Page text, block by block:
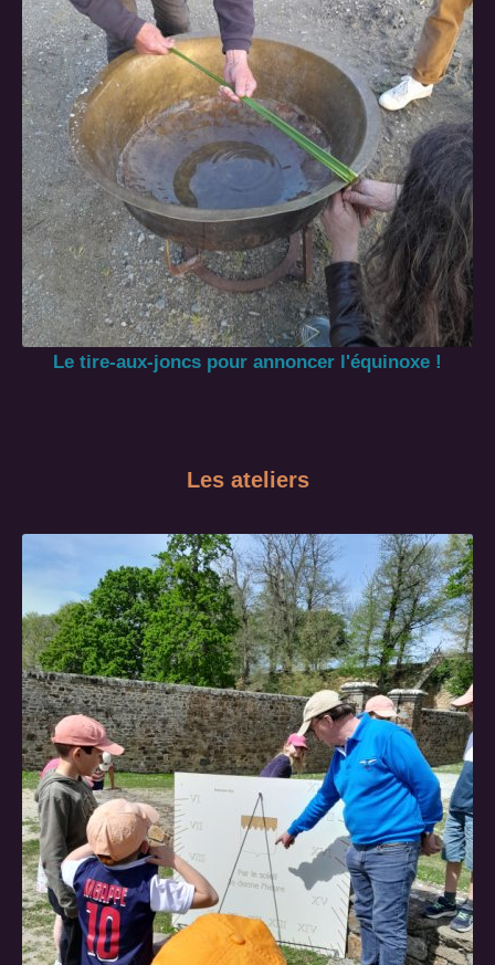
Le tire-aux-joncs pour annoncer l'équinoxe !
Les ateliers